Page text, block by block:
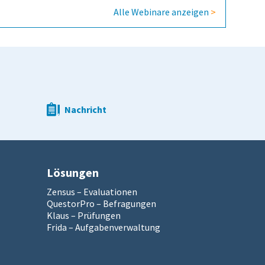
Alle Webinare anzeigen >
Nachricht
Lösungen
Zensus – Evaluationen
QuestorPro – Befragungen
Klaus – Prüfungen
Frida – Aufgabenverwaltung